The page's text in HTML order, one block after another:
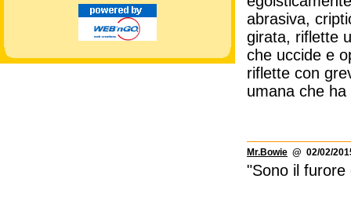
abrasiva,
girata, riflette
che uccide e
riflette con
umana che
Mr.Bowie @ 02/02/
"Sono il